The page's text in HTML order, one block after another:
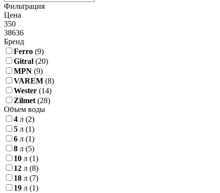
Фильтрация
Цена
350
38636
Бренд
Ferro (9)
Gitral (20)
MPN (9)
VAREM (8)
Wester (14)
Zilmet (28)
Объем воды
4 л (2)
5 л (1)
6 л (1)
8 л (5)
10 л (1)
12 л (8)
18 л (7)
19 л (1)